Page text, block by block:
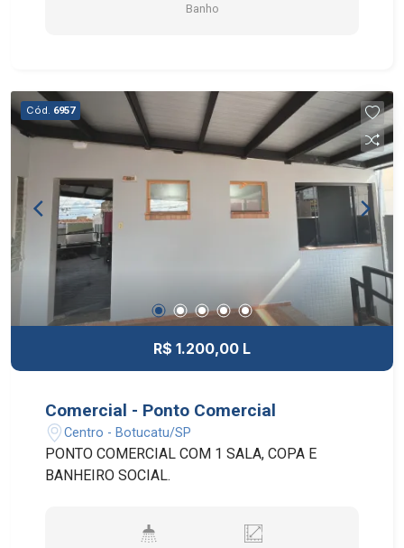
Banho
Cód. 6957
R$ 1.200,00 L
Comercial - Ponto Comercial
Centro - Botucatu/SP
PONTO COMERCIAL COM 1 SALA, COPA E
BANHEIRO SOCIAL.